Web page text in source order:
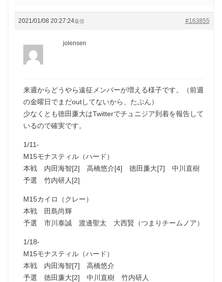
2021/01/08 20:27:24 #163855
返信
jolensen
来週からどうやら遠征メンバーが増える様子です。（前週
の金曜日でまだoutしてないから、たぶん）
少なくとも徳田廉大はTwitterでチュニジア到着を報告して
いるので確実です。
1/11-
M15モナスティル（ハード）
本戦 内田海智[2] 高橋悠介[4] 徳田廉大[7] 中川直樹
予選 竹内研人[2]
M15カイロ（クレー）
本戦 田島尚輝
予選 市川泰誠 渡邊聖太 大西賢（つまりチームノア）
1/18-
M15モナスティル（ハード）
本戦 内田海智[7] 高橋悠介
予選 徳田廉大[2] 中川直樹 竹内研人